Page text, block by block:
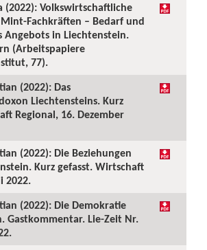
(2022): Volkswirtschaftliche
Fachkräften – Bedarf und
Angebots in Liechtenstein.
(Arbeitspapiere
77).
(2022): Das
Liechtensteins. Kurz
Regional, 16. Dezember
(2022): Die Beziehungen
Kurz gefasst. Wirtschaft
2022.
(2022): Die Demokratie
Gastkommentar. Lie-Zeit Nr.